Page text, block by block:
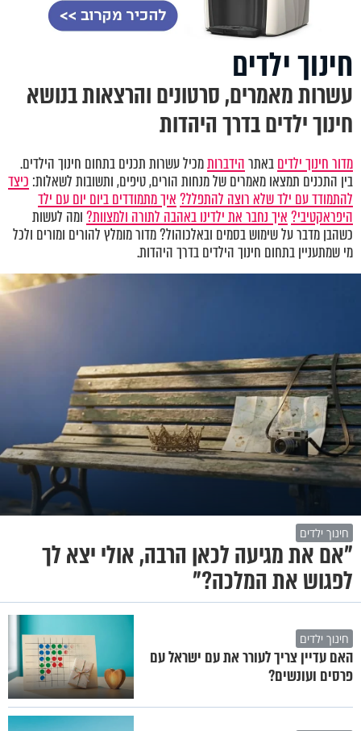
חינוך ילדים
עשרות מאמרים, סרטונים והרצאות בנושא
חינוך ילדים בדרך היהדות
מדור חינוך ילדיםבאתרהידברותמכיל עשרות תכנים בתחום חינוך הילדים.
בין התכנים תמצאו מאמרים של מנחות הורים, טיפים, ותשובות לשאלות: כיצד
להתמודד עם ילד שלא רוצה להתפלל?איך מתמודדים ביום יום עם ילד
היפראקטיבי?איך נחבר את ילדינו באהבה לתורה ולמצוות?ומה לעשות
כשהבן מדבר על שימוש בסמים ובאלכוהול? מדור מומלץ להורים ומורים ולכל
מי שמתעניין בתחום חינוך הילדים בדרך היהדות.
חינוך ילדים
"אם את מגיעה לכאן הרבה, אולי יצא לך
לפגוש את המלכה?"
חינוך ילדים
האם עדיין צריך לעורר את עם ישראל עם
פרסים ועונשים?